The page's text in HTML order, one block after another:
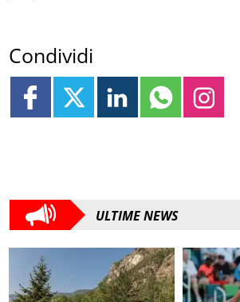
Condividi
ULTIME NEWS